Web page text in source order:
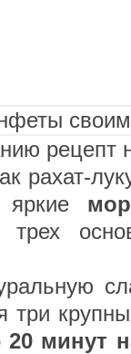
рецепт
рахат-
яркие
трех
три
20 минут